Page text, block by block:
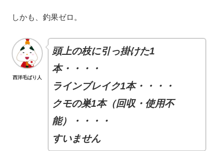
しかも、釣果ゼロ。
西洋毛ばり人
頭上の枝に引っ掛けた1
本・・・・
ラインブレイク1本・・・・
クモの巣1本（回収・使用不
能）・・・・
すいません